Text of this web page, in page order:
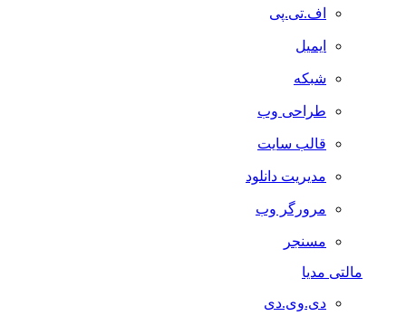
اف.تی.پی
ایمیل
شبکه
طراحی وب
قالب سایت
مدیریت دانلود
مرورگر وب
مسنجر
مالتی مدیا
دی.وی.دی